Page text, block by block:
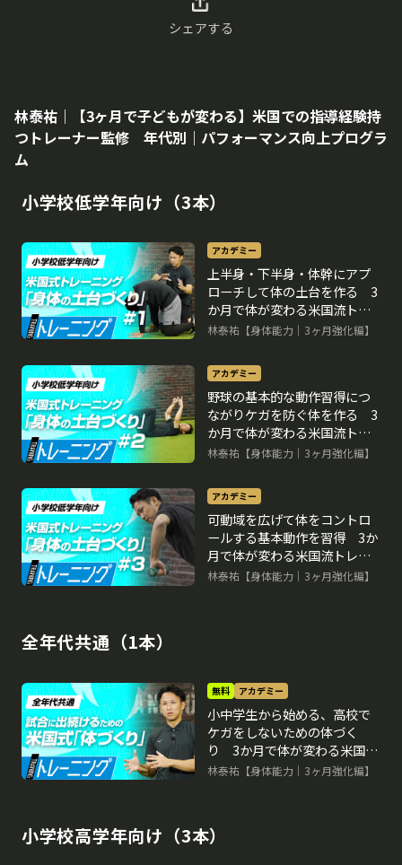
シェアする
林泰祐｜【3ヶ月で子どもが変わる】米国での指導経験持
つトレーナー監修 年代別｜パフォーマンス向上プログラ
ム
小学校低学年向け（3本）
アカデミー
上半身・下半身・体幹にアプ
ローチして体の土台を作る 3
か月で体が変わる米国流トレ
ーニングメソッド
林泰祐【身体能力｜3ヶ月強化編】
アカデミー
野球の基本的な動作習得につ
ながりケガを防ぐ体を作る 3
か月で体が変わる米国流トレ
ーニングメソッド
林泰祐【身体能力｜3ヶ月強化編】
アカデミー
可動域を広げて体をコントロ
ールする基本動作を習得 3か
月で体が変わる米国流トレー
ニングメソッド
林泰祐【身体能力｜3ヶ月強化編】
全年代共通（1本）
無料 アカデミー
小中学生から始める、高校で
ケガをしないための体づく
り 3か月で体が変わる米国流
トレーニングメソッド
林泰祐【身体能力｜3ヶ月強化編】
小学校高学年向け（3本）